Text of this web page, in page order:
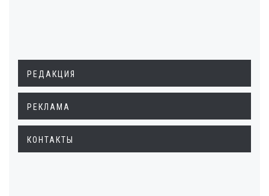
РЕДАКЦИЯ
РЕКЛАМА
КОНТАКТЫ